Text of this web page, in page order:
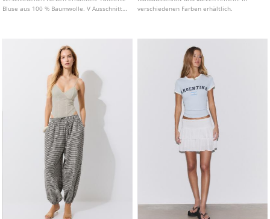
Bluse aus 100 % Baumwolle. V Ausschnitt.
verschiedenen Farben erhältlich.